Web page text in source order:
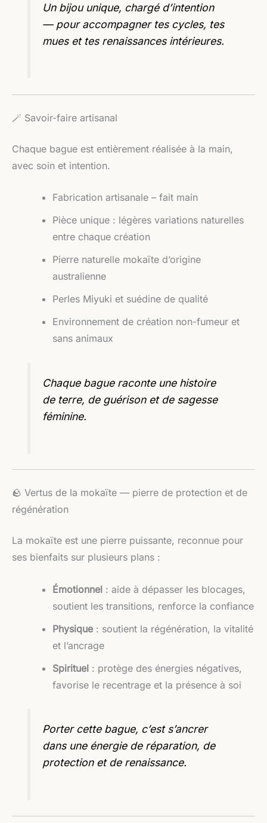
Un bijou unique, chargé d’intention
— pour accompagner tes cycles, tes
mues et tes renaissances intérieures.
🪄 Savoir-faire artisanal
Chaque bague est entièrement réalisée à la main,
avec soin et intention.
Fabrication artisanale – fait main
Pièce unique : légères variations naturelles
entre chaque création
Pierre naturelle mokaïte d’origine
australienne
Perles Miyuki et suédine de qualité
Environnement de création non-fumeur et
sans animaux
Chaque bague raconte une histoire
de terre, de guérison et de sagesse
féminine.
🪨 Vertus de la mokaïte — pierre de protection et de
régénération
La mokaïte est une pierre puissante, reconnue pour
ses bienfaits sur plusieurs plans :
Émotionnel : aide à dépasser les blocages,
soutient les transitions, renforce la confiance
Physique: soutient la régénération, la vitalité
et l’ancrage
Spirituel : protège des énergies négatives,
favorise le recentrage et la présence à soi
Porter cette bague, c’est s’ancrer
dans une énergie de réparation, de
protection et de renaissance.